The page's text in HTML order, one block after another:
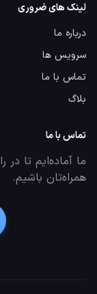
لینک های ضروری
درباره ما
سرویس ها
تماس با ما
بلاگ
تماس با ما
ما آماده‌ایم تا
همراه‌تان باشیم.